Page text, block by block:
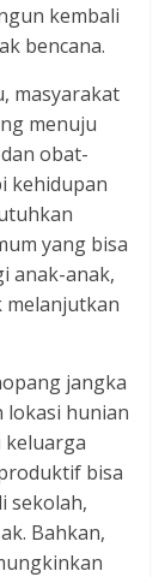
kembali
bencana.
masyarakat
menuju
obat-
kehidupan
yang bisa
anak-anak,
melanjutkan
jangka
lokasi hunian
keluarga
bisa
sekolah,
Bahkan,